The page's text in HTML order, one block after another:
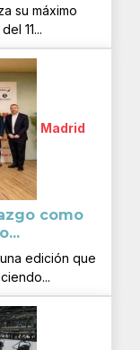
su máximo
11...
Madrid
como
edición que